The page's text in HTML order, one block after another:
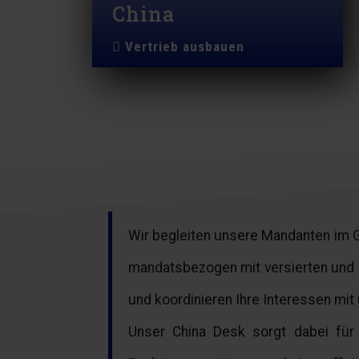
China
Vertrieb ausbauen
Wir begleiten unsere Mandanten im
mandatsbezogen mit versierten
und koordinieren Ihre Interessen
Unser China Desk sorgt dabei